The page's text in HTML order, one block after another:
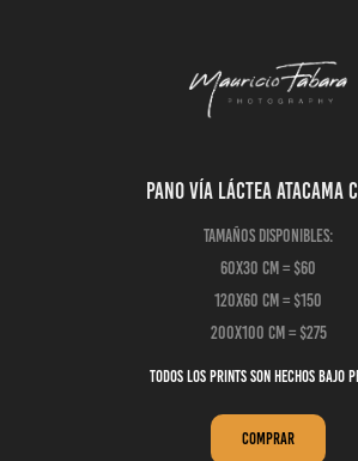
Pano Vía Láctea Atacama
Tamaños disponibles:
60x30 cm = $60
120x60 cm = $150
200x100 cm = $275
Todos los prints son hechos bajo
Comprar